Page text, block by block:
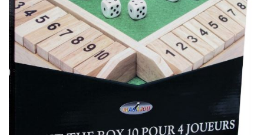
Coffrets
Echiquiers
et
de